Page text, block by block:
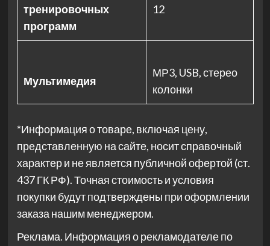
тренировочных
программ
12
Мультимедия
МР3, USB, стерео
колонки
*Информация о товаре, включая цену,
представленную на сайте, носит справочный
характер и не является публичной офертой (ст.
437 ГК РФ). Точная стоимость и условия
покупки будут подтверждены при оформлении
заказа нашим менеджером.
Реклама. Информация о рекламодателе по